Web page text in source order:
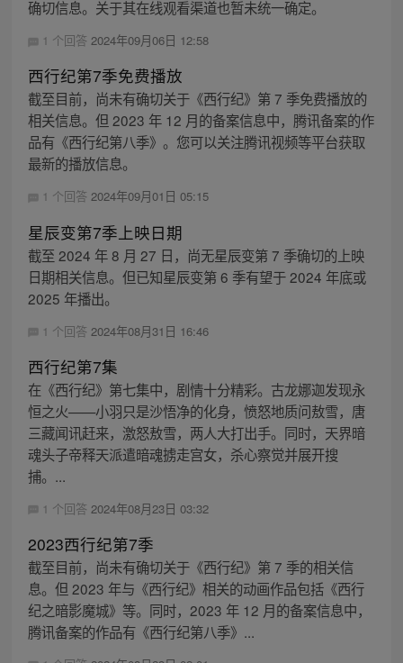
确切信息。关于其在线观看渠道也暂未统一确定。
1 个回答 2024年09月06日 12:58
西行纪第7季免费播放
截至目前，尚未有确切关于《西行纪》第 7 季免费播放的
相关信息。但 2023 年 12 月的备案信息中，腾讯备案的作
品有《西行纪第八季》。您可以关注腾讯视频等平台获取
最新的播放信息。
1 个回答 2024年09月01日 05:15
星辰变第7季上映日期
截至 2024 年 8 月 27 日，尚无星辰变第 7 季确切的上映
日期相关信息。但已知星辰变第 6 季有望于 2024 年底或
2025 年播出。
1 个回答 2024年08月31日 16:46
西行纪第7集
在《西行纪》第七集中，剧情十分精彩。古龙娜迦发现永
恒之火——小羽只是沙悟净的化身，愤怒地质问敖雪，唐
三藏闻讯赶来，激怒敖雪，两人大打出手。同时，天界暗
魂头子帝释天派遣暗魂掳走宫女，杀心察觉并展开搜
捕。...
1 个回答 2024年08月23日 03:32
2023西行纪第7季
截至目前，尚未有确切关于《西行纪》第 7 季的相关信
息。但 2023 年与《西行纪》相关的动画作品包括《西行
纪之暗影魔城》等。同时，2023 年 12 月的备案信息中，
腾讯备案的作品有《西行纪第八季》...